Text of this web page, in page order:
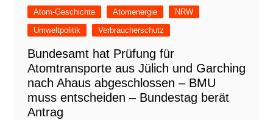
Atom-Geschichte Atomenergie
NRW
Umweltpolitik
Verbraucherschutz
Bundesamt hat Prüfung für
Atomtransporte aus Jülich und Garching
nach Ahaus abgeschlossen – BMU
muss entscheiden – Bundestag berät
Antrag